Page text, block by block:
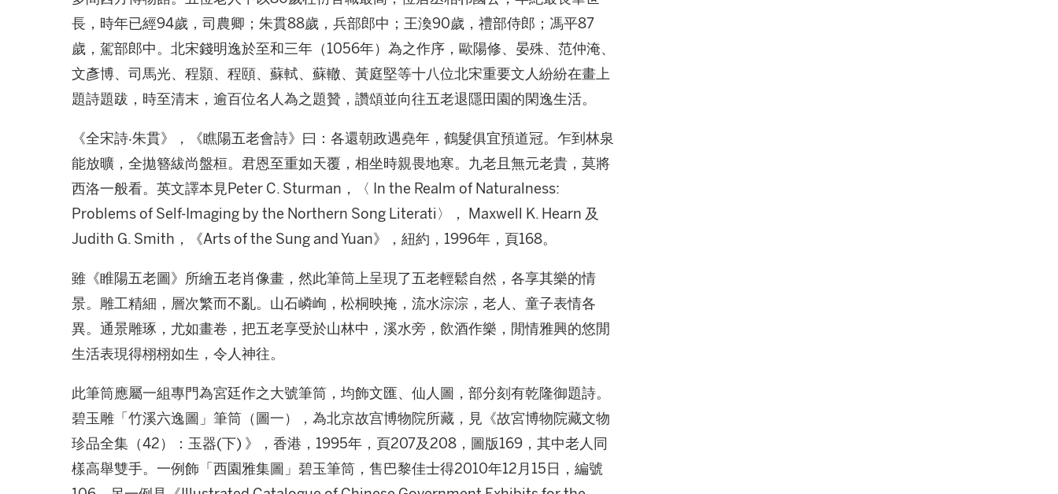
長，時年已經94歲，司農卿；朱貫88歲，兵部郎中；王渙90歲，禮部侍郎；馮平87
歲，駕部郎中。北宋錢明逸於至和三年（1056年）為之作序，歐陽修、晏殊、范仲淹、
文彥博、司馬光、程顥、程頤、蘇軾、蘇轍、黃庭堅等十八位北宋重要文人紛紛在畫上
題詩題跋，時至清末，逾百位名人為之題贊，讚頌並向往五老退隱田園的閑逸生活。
《全宋詩‧朱貫》，《瞧陽五老會詩》曰：各還朝政遇堯年，鶴髮俱宜預道冠。乍到林泉
能放曠，全拋簪紱尚盤桓。君恩至重如天覆，相坐時親畏地寒。九老且無元老貴，莫將
西洛一般看。英文譯本見Peter C. Sturman，〈 In the Realm of Naturalness:
Problems of Self-Imaging by the Northern Song Literati〉， Maxwell K. Hearn 及
Judith G. Smith，《Arts of the Sung and Yuan》，紐約，1996年，頁168。
雖《睢陽五老圖》所繪五老肖像畫，然此筆筒上呈現了五老輕鬆自然，各享其樂的情
景。雕工精細，層次繁而不亂。山石嶙峋，松桐映掩，流水淙淙，老人、童子表情各
異。通景雕琢，尤如畫卷，把五老享受於山林中，溪水旁，飲酒作樂，閒情雅興的悠閒
生活表現得栩栩如生，令人神往。
此筆筒應屬一組專門為宮廷作之大號筆筒，均飾文匯、仙人圖，部分刻有乾隆御題詩。
碧玉雕「竹溪六逸圖」筆筒（圖一），為北京故宫博物院所藏，見《故宮博物院藏文物
珍品全集（42）：玉器(下) 》，香港，1995年，頁207及208，圖版169，其中老人同
樣高舉雙手。一例飾「西園雅集圖」碧玉筆筒，售巴黎佳士得2010年12月15日，編號